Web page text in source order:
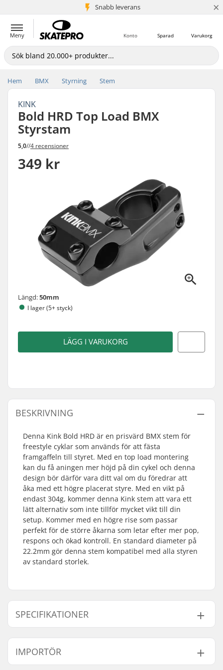
Snabb leverans
5+ milj. kunder ×
Meny Varukorg
Sparad
Konto
Hem BMX Styrning Stem
KINK
Bold HRD Top Load BMX
Styrstam
5,0//4 recensioner
349 kr
Längd:50mm
I lager (5+ styck)
LÄGG I VARUKORG
BESKRIVNING
Denna Kink Bold HRD är en prisvärd BMX stem för
freestyle cyklar som används för att fästa
framgaffeln till styret. Med en top load montering
kan du få aningen mer höjd på din cykel och denna
design bör därför vara ditt val om du föredrar att
åka med ett högre placerat styre. Med en vikt på
endast 304g, kommer denna Kink stem att vara ett
lätt alternativ som inte tillför mycket vikt till din
setup. Kommer med en högre rise som passar
perfekt för de större åkarna som letar efter mer pop,
respons och ökad kontroll. En standard diameter på
22.2mm gör denna stem kompatibel med alla styren
av standard storlek.
SPECIFIKATIONER
Stem typ/Längd:
50mm, Topp load
Stem rise:
Stem diameter:
22.2mm
IMPORTÖR